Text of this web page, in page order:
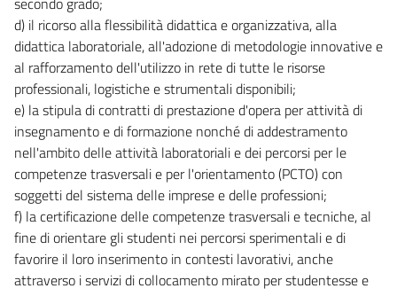
d) il ricorso alla flessibilità didattica e organizzativa, alla
didattica laboratoriale, all'adozione di metodologie innovative e
al rafforzamento dell'utilizzo in rete di tutte le risorse
professionali, logistiche e strumentali disponibili;
e) la stipula di contratti di prestazione d'opera per attività di
insegnamento e di formazione nonché di addestramento
nell'ambito delle attività laboratoriali e dei percorsi per le
competenze trasversali e per l'orientamento (PCTO) con
soggetti del sistema delle imprese e delle professioni;
f) la certificazione delle competenze trasversali e tecniche, al
fine di orientare gli studenti nei percorsi sperimentali e di
favorire il loro inserimento in contesti lavorativi, anche
attraverso i servizi di collocamento mirato per studentesse e